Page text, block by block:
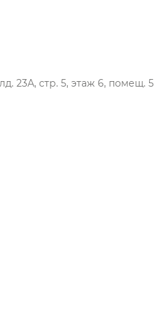
23А, стр. 5, этаж 6, помещ. 5